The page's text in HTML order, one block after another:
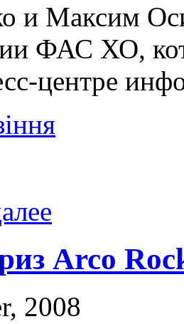
и Максим
ФАС ХО,
центре
Arco
2008